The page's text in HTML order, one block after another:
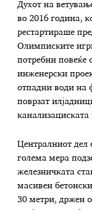
Духот на
во 2016 година,
рестартираше
Олимписките
потребни повеќе
инженерски
отпадни води на
поврзат
Централниот дел
голема мера
железничката
масивен
30 метри, држен